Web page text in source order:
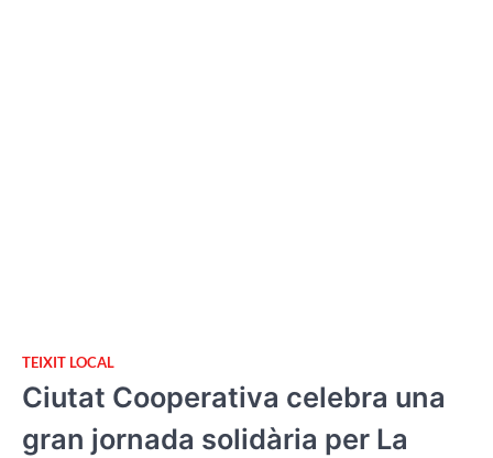
TEIXIT LOCAL
Ciutat Cooperativa celebra una
gran jornada solidària per La